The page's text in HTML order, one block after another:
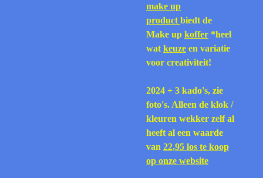
make up
productbiedt de
Make up koffer *heel
watkeuze en variatie
voor creativiteit!
2024 + 3 kado's, zie
foto's. Alleen de klok /
kleuren wekker zelf al
heeft al een waarde
van 22,95 los te koop
op onze website